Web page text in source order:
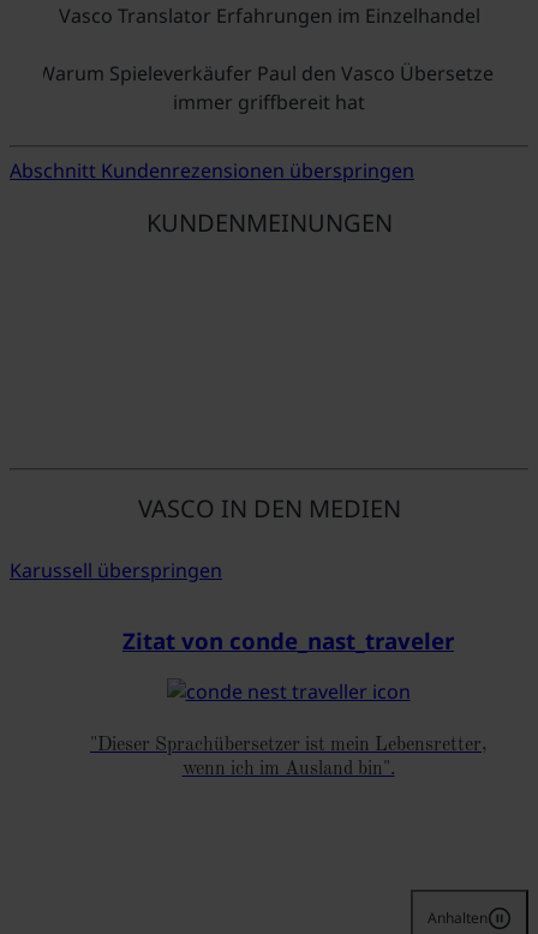
Vasco Translator Erfahrungen im Einzelhandel
Warum Spieleverkäufer Paul den Vasco Übersetzer
immer griffbereit hat
Abschnitt Kundenrezensionen überspringen
KUNDENMEINUNGEN
VASCO IN DEN MEDIEN
Karussell überspringen
Zitat von conde_nast_traveler
"Dieser Sprachübersetzer ist mein Lebensretter,
wenn ich im Ausland bin".
Anhalten